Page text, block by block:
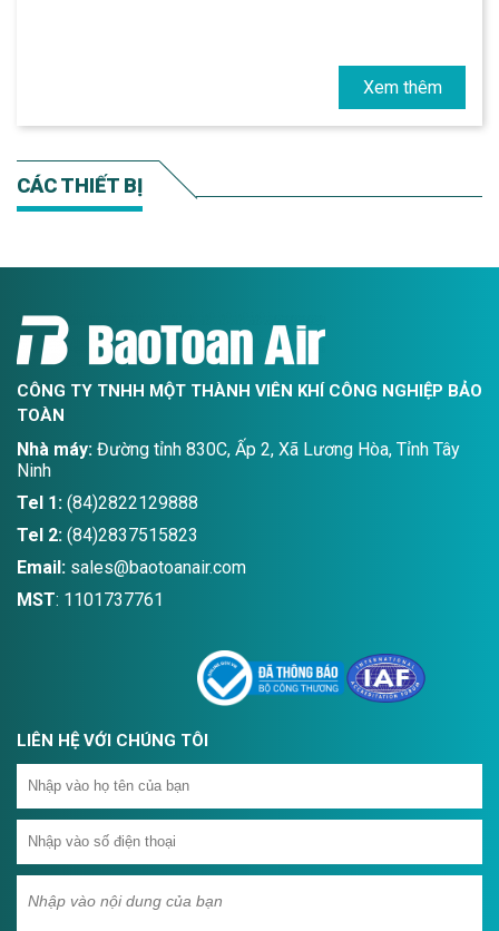
Xem thêm
CÁC THIẾT BỊ
CÔNG TY TNHH MỘT THÀNH VIÊN KHÍ CÔNG NGHIỆP BẢO
TOÀN
Nhà máy: Đường tỉnh 830C, Ấp 2, Xã Lương Hòa, Tỉnh Tây
Ninh
Tel 1: (84)2822129888
Tel 2: (84)2837515823
Email: sales@baotoanair.com
MST: 1101737761
LIÊN HỆ VỚI CHÚNG TÔI